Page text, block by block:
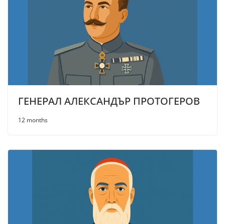
ГЕНЕРАЛ АЛЕКСАНДЪР ПРОТОГЕРОВ
12 months